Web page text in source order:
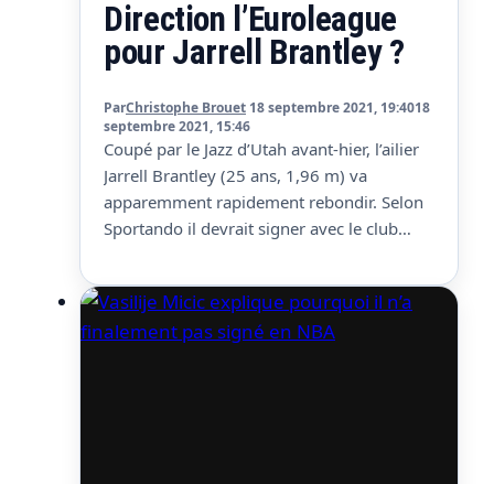
Direction l’Euroleague
pour Jarrell Brantley ?
ParChristophe Brouet 18 septembre 2021, 19:4018
septembre 2021, 15:46
Coupé par le Jazz d’Utah avant-hier, l’ailier
Jarrell Brantley (25 ans, 1,96 m) va
apparemment rapidement rebondir. Selon
Sportando il devrait signer avec le club
Euroleague cette saison. En two-way
contract avec le Jazz, il a joué un total de 37
matchs ces deux dernières saisons, pour